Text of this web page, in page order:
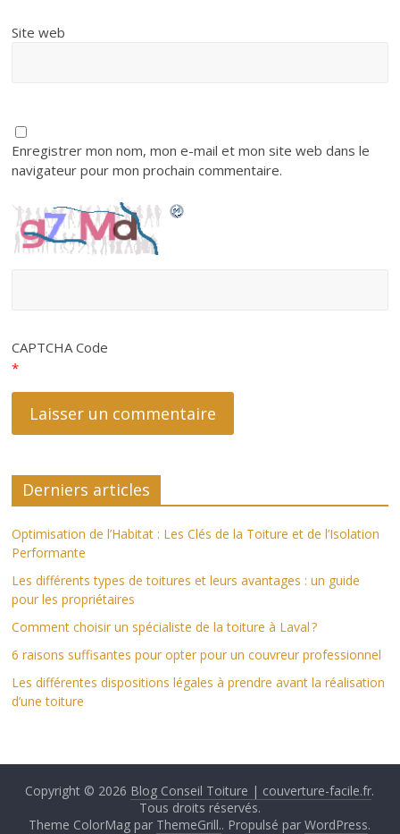
Site web
Enregistrer mon nom, mon e-mail et mon site web dans le
navigateur pour mon prochain commentaire.
CAPTCHA Code
*
Derniers articles
Optimisation de l’Habitat : Les Clés de la Toiture et de l’Isolation
Performante
Les différents types de toitures et leurs avantages : un guide
pour les propriétaires
Comment choisir un spécialiste de la toiture à Laval ?
6 raisons suffisantes pour opter pour un couvreur professionnel
Les différentes dispositions légales à prendre avant la réalisation
d’une toiture
Copyright © 2026 Blog Conseil Toiture | couverture-facile.fr.
Tous droits réservés.
Theme ColorMag par ThemeGrill.. Propulsé parWordPress.